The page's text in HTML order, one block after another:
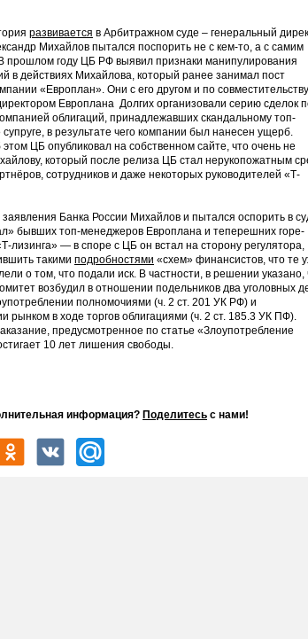
развивается в Арбитражном суде – генеральный
Михайлов пытался поспорить не с кем-то, а с самим
прошлом году ЦБ РФ выявил признаки манипулирования
в действиях Михайлова, который ранее занимал пост
«Европлан». Они с его другом и по совместительству
Европлана Долгих организовали серию сделок
облигаций, принадлежавших скандальному топ-
в результате чего компании был нанесен ущерб.
ЦБ опубликовал на собственном сайте, что очень не
который после релиза ЦБ стал нерукопожатным
сотрудников и даже некоторых руководителей «Т-
Банка России Михайлов и пытался оспорить в
бывших топ-менеджеров Европлана и теперешних горе-
лизинга» — в споре с ЦБ он встал на сторону регулятора,
такими подробностями «схем» финансистов, что те
о том, что подали иск. В частности, в решении указано,
возбудил в отношении подельников два уголовных
полномочиями (ч. 2 ст. 201 УК РФ) и
рынком в ходе торгов облигациями (ч. 2 ст. 185.3 УК ПФ).
предусмотренное по статье «Злоупотребление
10 лет лишения свободы.
информация? Поделитесь с нами!